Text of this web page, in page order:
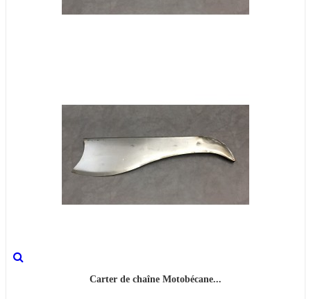
Carter de chaîne Motobécane...